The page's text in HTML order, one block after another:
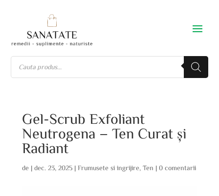
Gel-Scrub Exfoliant
Neutrogena – Ten Curat și
Radiant
de | dec. 23, 2025| Frumusete si ingrijire, Ten | 0 comentarii